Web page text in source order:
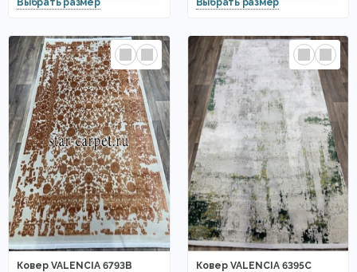
Ковер VALENCIA 6793B
Ковер VALENCIA 6395C